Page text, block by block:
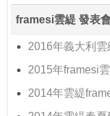
framesi雲緹 發表
2016年義大利
2015年framesi
2014年雲緹